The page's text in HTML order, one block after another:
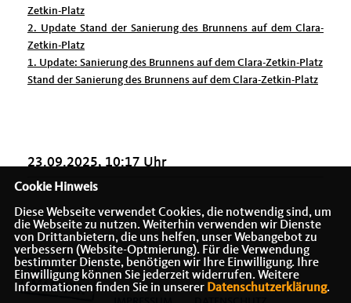
Zetkin-Platz
2. Update Stand der Sanierung des Brunnens auf dem Clara-
Zetkin-Platz
1. Update: Sanierung des Brunnens auf dem Clara-Zetkin-Platz
Stand der Sanierung des Brunnens auf dem Clara-Zetkin-Platz
23.09.2025, 10:17 Uhr
Cookie Hinweis
Diese Webseite verwendet Cookies, die notwendig sind, um
die Webseite zu nutzen. Weiterhin verwenden wir Dienste
von Drittanbietern, die uns helfen, unser Webangebot zu
verbessern (Website-Optmierung). Für die Verwendung
bestimmter Dienste, benötigen wir Ihre Einwilligung. Ihre
Einwilligung können Sie jederzeit widerrufen. Weitere
Informationen finden Sie in unserer Datenschutzerklärung.